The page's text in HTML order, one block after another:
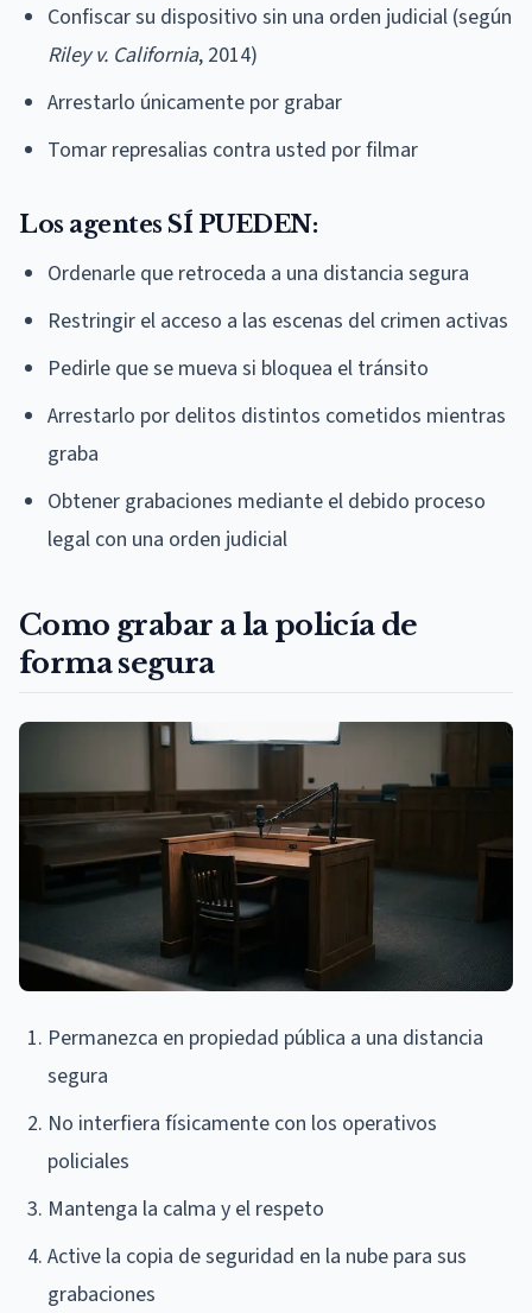
Confiscar su dispositivo sin una orden judicial (según
Riley v. California, 2014)
Arrestarlo únicamente por grabar
Tomar represalias contra usted por filmar
Los agentes SÍ PUEDEN:
Ordenarle que retroceda a una distancia segura
Restringir el acceso a las escenas del crimen activas
Pedirle que se mueva si bloquea el tránsito
Arrestarlo por delitos distintos cometidos mientras
graba
Obtener grabaciones mediante el debido proceso
legal con una orden judicial
Como grabar a la policía de
forma segura
Permanezca en propiedad pública a una distancia
segura
No interfiera físicamente con los operativos
policiales
Mantenga la calma y el respeto
Active la copia de seguridad en la nube para sus
grabaciones